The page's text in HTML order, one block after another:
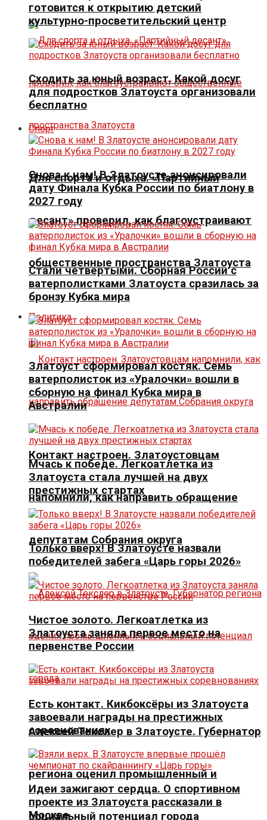
Для спорта и отдыха. «Партийный
десант» проверил, как благоустраивают
общественные пространства Златоуста
Политика
Контакт настроен. Златоустовцам
напомнили, как направить обращение
депутатам Собрания округа
Алексей Текслер в Златоусте. Губернатор
региона оценил промышленный и
социальный потенциал города
готовится к открытию детский
культурно-просветительский центр
Сходить за юный возраст. Какой досуг
для подростков Златоуста организовали
бесплатно
Спорт
Снова к нам! В Златоусте анонсировали
дату Финала Кубка России по биатлону в
2027 году
Стали четвертыми. Сборная России с
ватерполистками Златоуста сразилась за
бронзу Кубка мира
Златоуст сформировал костяк. Семь
ватерполисток из «Уралочки» вошли в
сборную на финал Кубка мира в
Австралии
Мчась к победе. Легкоатлетка из
Златоуста стала лучшей на двух
престижных стартах
Только вверх! В Златоусте назвали
победителей забега «Царь горы 2026»
Чистое золото. Легкоатлетка из
Златоуста заняла первое место на
первенстве России
Есть контакт. Кикбоксёры из Златоуста
завоевали награды на престижных
соревнованиях
Идеи зажигают сердца. О спортивном
проекте из Златоуста рассказали в
Москве